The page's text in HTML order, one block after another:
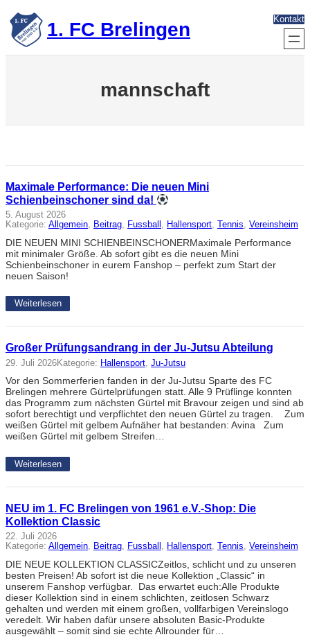
Zum
Inhalt
springen 1. FC Brelingen Kontakt
mannschaft
Maximale Performance: Die neuen Mini
Schienbeinschoner sind da!
5. August 2026
Kategorie: Allgemein, Beitrag, Fussball , Hallensport, Tennis, Vereinsheim
DIE NEUEN MINI SCHIENBEINSCHONERMaximale Performance
mit minimaler Größe. Ab sofort gibt es die neuen Mini
Schienbeinschoner in eurem Fanshop – perfekt zum Start der
neuen Saison!
Weiterlesen
Großer Prüfungsandrang in der Ju-Jutsu Abteilung
29. Juli 2026Kategorie: Hallensport Ju-Jutsu
Vor den Sommerferien fanden in der Ju-Jutsu Sparte des FC
Brelingen mehrere Gürtelprüfungen statt. Alle 9 Prüflinge konnten
das Programm zum nächsten Gürtel mit Bravour zeigen und sind ab
sofort berechtigt und verpflichtet den neuen Gürtel zu tragen. Zum
weißen Gürtel mit gelbem Aufnäher hat bestanden: Avina Zum
weißen Gürtel mit gelbem Streifen…
Weiterlesen
NEU im 1. FC Brelingen von 1961 e.V.-Shop: Die
Kollektion Classic
22. Juli 2026
Kategorie: Allgemein, Beitrag, Fussball , Hallensport, Tennis, Vereinsheim
DIE NEUE KOLLEKTION CLASSICZeitlos, schlicht und zu unseren
besten Preisen! Ab sofort ist die neue Kollektion „Classic“ in
unserem Fanshop verfügbar. Das erwartet euch:Alle Produkte
dieser Kollektion sind in einem schlichten, zeitlosen Schwarz
gehalten und werden mit einem großen, vollfarbigen Vereinslogo
veredelt. Wir haben dafür unsere absoluten Basic-Produkte
ausgewählt – somit sind sie echte Allrounder für…